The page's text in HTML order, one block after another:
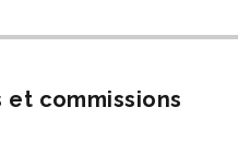
et commissions